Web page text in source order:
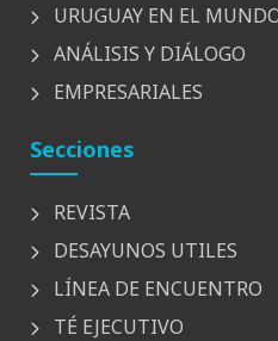
URUGUAY EN EL
ANÁLISIS Y DIÁLOGO
EMPRESARIALES
Secciones
REVISTA
DESAYUNOS UTILES
LÍNEA DE ENCUENTRO
TÉ EJECUTIVO